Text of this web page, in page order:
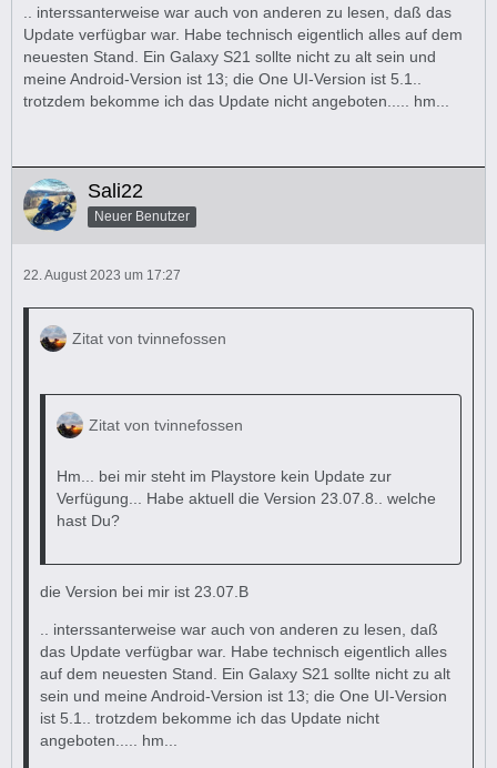
.. interssanterweise war auch von anderen zu lesen, daß das
Update verfügbar war. Habe technisch eigentlich alles auf dem
neuesten Stand. Ein Galaxy S21 sollte nicht zu alt sein und
meine Android-Version ist 13; die One UI-Version ist 5.1..
trotzdem bekomme ich das Update nicht angeboten..... hm...
Sali22
Neuer Benutzer
22. August 2023 um 17:27
Zitat von tvinnefossen
Zitat von tvinnefossen
Hm... bei mir steht im Playstore kein Update zur
Verfügung... Habe aktuell die Version 23.07.8.. welche
hast Du?
die Version bei mir ist 23.07.B
.. interssanterweise war auch von anderen zu lesen, daß
das Update verfügbar war. Habe technisch eigentlich alles
auf dem neuesten Stand. Ein Galaxy S21 sollte nicht zu alt
sein und meine Android-Version ist 13; die One UI-Version
ist 5.1.. trotzdem bekomme ich das Update nicht
angeboten..... hm...